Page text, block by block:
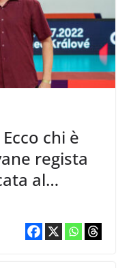
chi è
regista
al